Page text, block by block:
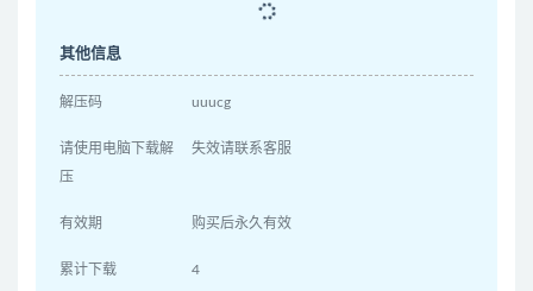
其他信息
解压码 uuucg
请使用电脑下载解
压
失效请联系客服
有效期 购买后永久有效
累计下载 4